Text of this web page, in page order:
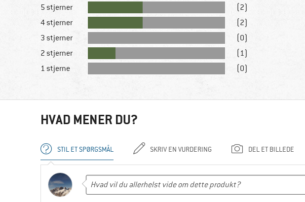
5 stjerner
(2)
4 stjerner
(2)
3 stjerner
(0)
2 stjerner
(1)
1 stjerne
(0)
HVAD MENER DU?
STIL ET SPØRGSMÅL SKRIV EN VURDERING DEL ET BILLEDE